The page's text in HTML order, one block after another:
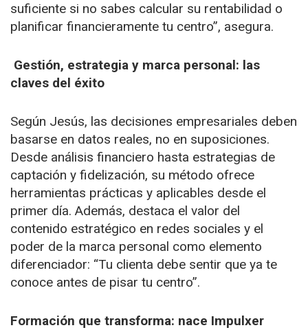
suficiente si no sabes calcular su rentabilidad o
planificar financieramente tu centro”, asegura.
Gestión, estrategia y marca personal: las
claves del éxito
Según Jesús, las decisiones empresariales deben
basarse en datos reales, no en suposiciones.
Desde análisis financiero hasta estrategias de
captación y fidelización, su método ofrece
herramientas prácticas y aplicables desde el
primer día. Además, destaca el valor del
contenido estratégico en redes sociales y el
poder de la marca personal como elemento
diferenciador: “Tu clienta debe sentir que ya te
conoce antes de pisar tu centro”.
Formación que transforma: nace Impulxer